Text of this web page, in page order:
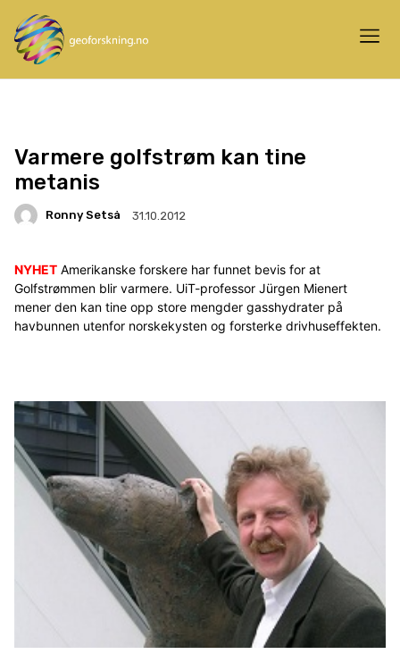
Varmere golfstrøm kan tine
metanis
Ronny Setså 31.10.2012
NYHET Amerikanske forskere har funnet bevis for at
Golfstrømmen blir varmere. UiT-professor Jürgen Mienert
mener den kan tine opp store mengder gasshydrater på
havbunnen utenfor norskekysten og forsterke drivhuseffekten.